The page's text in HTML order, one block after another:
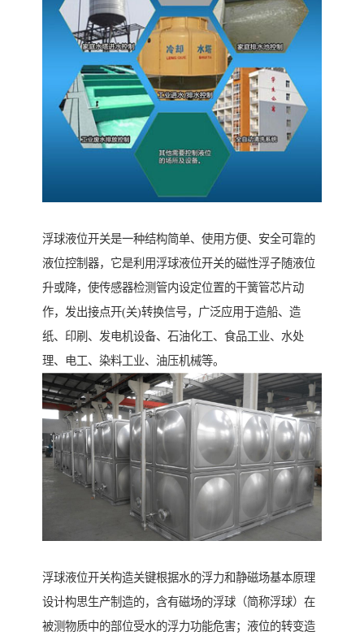
浮球液位开关是一种结构简单、使用方便、安全可靠的
液位控制器，它是利用浮球液位开关的磁性浮子随液位
升或降，使传感器检测管内设定位置的干簧管芯片动
作，发出接点开(关)转换信号，广泛应用于造船、造
纸、印刷、发电机设备、石油化工、食品工业、水处
理、电工、染料工业、油压机械等。
浮球液位开关构造关键根据水的浮力和静磁场基本原理
设计构思生产制造的，含有磁场的浮球（简称浮球）在
被测物质中的部位受水的浮力功能危害；液位的转变造